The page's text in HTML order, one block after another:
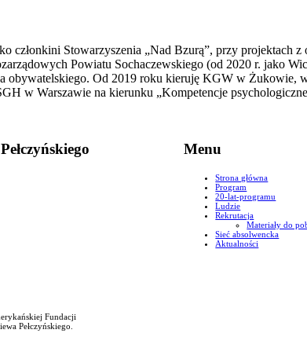
członkini Stowarzyszenia „Nad Bzurą”, przy
Powiatu Sochaczewskiego (od 2020 r. jako
obywatelskiego. Od 2019 roku kieruję KGW w Żukowie,
w Warszawie na kierunku „Kompetencje
Menu
Strona główna
Program
20-lat-programu
Ludzie
Rekrutacja
Materiały do
Sieć absolwencka
Aktualności
Fundacji
Pełczyńskiego.